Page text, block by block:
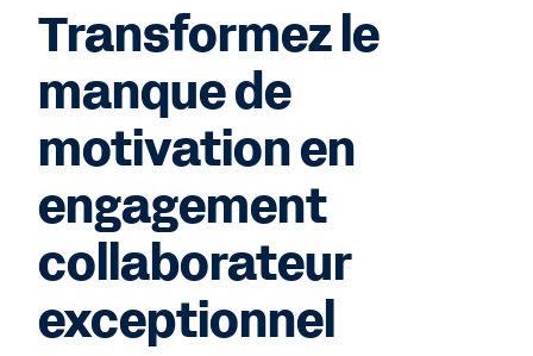
Transformez le
manque de
motivation en
engagement
collaborateur
exceptionnel